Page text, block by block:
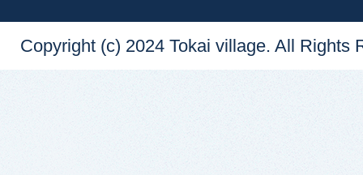
Copyright (c) 2024 Tokai village. All Rights